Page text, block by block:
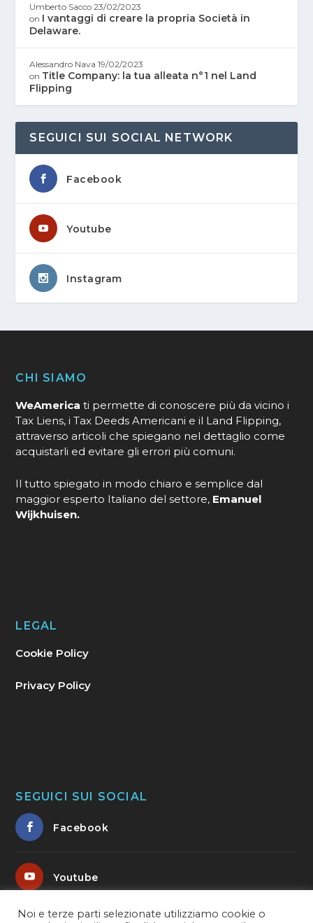
Umberto Sacco 23/02/2023
on I vantaggi di creare la propria Società in
Delaware.
Alessandro Nava 19/02/2023
on Title Company: la tua alleata n°1 nel Land
Flipping
SEGUICI SUI SOCIAL NETWORK
Facebook
Youtube
Instagram
CHI SIAMO
WeAmerica ti permette di conoscere più da vicino i
Tax Liens, i Tax Deeds Americani e il Land Flipping,
attraverso articoli che spiegano nel dettaglio come
acquistarli ed evitare gli errori più comuni.
Il tutto spiegato in modo chiaro e semplice dal
maggior esperto Italiano del settore, Emanuel
Wijkhuisen.
LEGAL
Cookie Policy
Privacy Policy
SEGUICI SUI SOCIAL
Facebook
Youtube
Noi e terze parti selezionate utilizziamo cookie o